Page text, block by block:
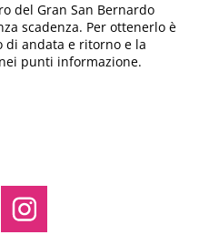
del Gran San Bernardo
scadenza. Per ottenerlo è
di andata e ritorno e la
punti informazione.